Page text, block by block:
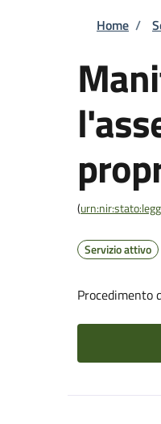
Home /
(
Servizio attivo
Procedimento